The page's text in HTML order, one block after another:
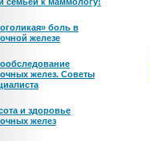
боль в
железе
желез. Советы
и здоровье
желез